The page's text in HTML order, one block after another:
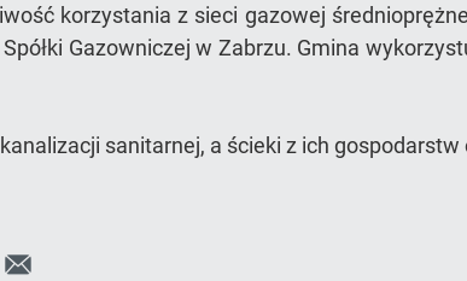
korzystania z sieci gazowej
Gazowniczej w Zabrzu. Gmina
sanitarnej, a ścieki z ich
Wyślij
iE-